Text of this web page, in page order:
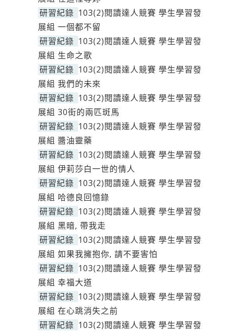
研習紀錄 103(2)閱讀達人競賽 學生學習發
展組 一個都不留
研習紀錄 103(2)閱讀達人競賽 學生學習發
展組 生命之歌
研習紀錄 103(2)閱讀達人競賽 學生學習發
展組 我們的未來
研習紀錄 103(2)閱讀達人競賽 學生學習發
展組 30街的兩匹斑馬
研習紀錄 103(2)閱讀達人競賽 學生學習發
展組 醬油靈藥
研習紀錄 103(2)閱讀達人競賽 學生學習發
展組 伊莉莎白一世的情人
研習紀錄 103(2)閱讀達人競賽 學生學習發
展組 哈德良回憶錄
研習紀錄 103(2)閱讀達人競賽 學生學習發
展組 黑暗, 帶我走
研習紀錄 103(2)閱讀達人競賽 學生學習發
展組 如果我擁抱你, 請不要害怕
研習紀錄 103(2)閱讀達人競賽 學生學習發
展組 幸福大道
研習紀錄 103(2)閱讀達人競賽 學生學習發
展組 在心跳消失之前
研習紀錄 103(2)閱讀達人競賽 學生學習發